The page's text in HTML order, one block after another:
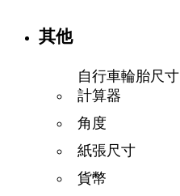
其他
自行車輪胎尺寸
計算器
角度
紙張尺寸
貨幣